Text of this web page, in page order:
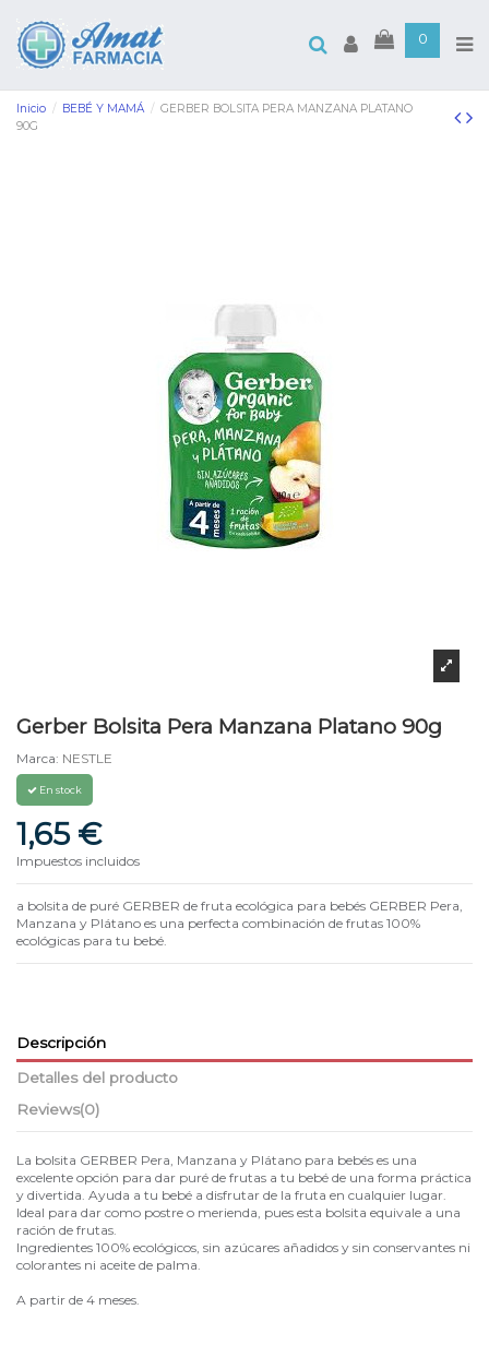
0
Inicio BEBÉ Y MAMÁ
GERBER BOLSITA PERA MANZANA PLATANO
90G
Gerber Bolsita Pera Manzana Platano 90g
Marca: NESTLE
En stock
1,65 €
Impuestos incluidos
a bolsita de puré GERBER de fruta ecológica para bebés GERBER Pera,
Manzana y Plátano es una perfecta combinación de frutas 100%
ecológicas para tu bebé.
Descripción
Detalles del producto
Reviews(0)
La bolsita GERBER Pera, Manzana y Plátano para bebés es una
excelente opción para dar puré de frutas a tu bebé de una forma práctica
y divertida. Ayuda a tu bebé a disfrutar de la fruta en cualquier lugar.
Ideal para dar como postre o merienda, pues esta bolsita equivale a una
ración de frutas.
Ingredientes 100% ecológicos, sin azúcares añadidos y sin conservantes ni
colorantes ni aceite de palma.
A partir de 4 meses.